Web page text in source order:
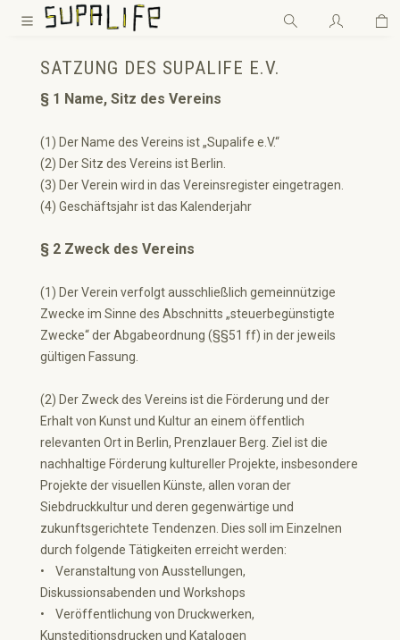
Zum Hauptinhalt springen
SATZUNG DES SUPALIFE E.V.
§ 1 Name, Sitz des Vereins
(1) Der Name des Vereins ist „Supalife e.V.“
(2) Der Sitz des Vereins ist Berlin.
(3) Der Verein wird in das Vereinsregister eingetragen.
(4) Geschäftsjahr ist das Kalenderjahr
§ 2 Zweck des Vereins
(1) Der Verein verfolgt ausschließlich gemeinnützige
Zwecke im Sinne des Abschnitts „steuerbegünstigte
Zwecke“ der Abgabeordnung (§§51 ff) in der jeweils
gültigen Fassung.
(2) Der Zweck des Vereins ist die Förderung und der
Erhalt von Kunst und Kultur an einem öffentlich
relevanten Ort in Berlin, Prenzlauer Berg. Ziel ist die
nachhaltige Förderung kultureller Projekte, insbesondere
Projekte der visuellen Künste, allen voran der
Siebdruckkultur und deren gegenwärtige und
zukunftsgerichtete Tendenzen. Dies soll im Einzelnen
durch folgende Tätigkeiten erreicht werden:
• Veranstaltung von Ausstellungen,
Diskussionsabenden und Workshops
• Veröffentlichung von Druckwerken,
Kunsteditionsdrucken und Katalogen